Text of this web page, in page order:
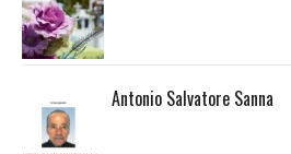
Antonio Salvatore Sanna